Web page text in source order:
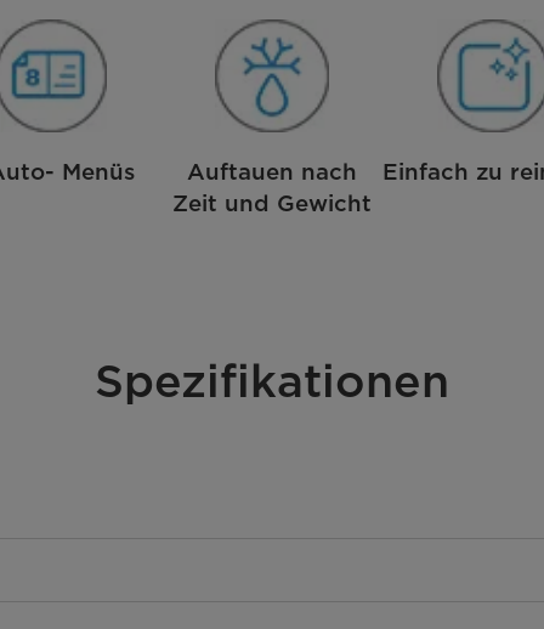
Menüs
Auftauen nach
Zeit und Gewicht
Einfach zu
Spezifikationen